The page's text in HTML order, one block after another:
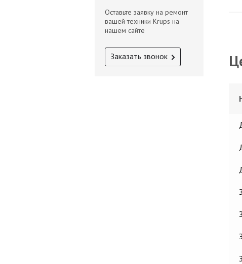
Оставьте заявку на ремонт
вашей техники Krups на
нашем сайте
Заказать звонок